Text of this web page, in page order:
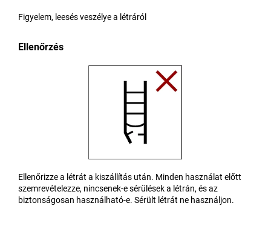
Figyelem, leesés veszélye a létráról
Ellenőrzés
Ellenőrizze a létrát a kiszállítás után. Minden használat előtt
szemrevételezze, nincsenek-e sérülések a létrán, és az
biztonságosan használható-e. Sérült létrát ne használjon.